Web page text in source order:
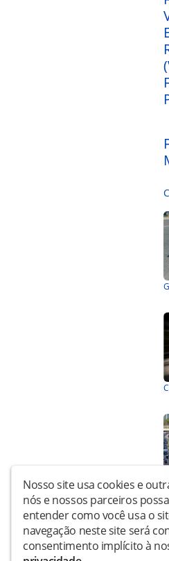
Nosso site usa cookies e
nós e nossos parceiros
entender como você usa o
navegação neste site será
consentimento implícito à